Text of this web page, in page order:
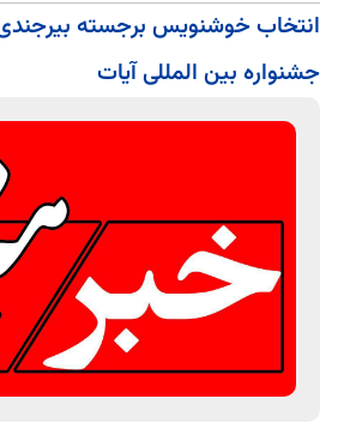
انتخاب خوشنویس برجسته بیرجندی
جشنواره بین المللی آیات